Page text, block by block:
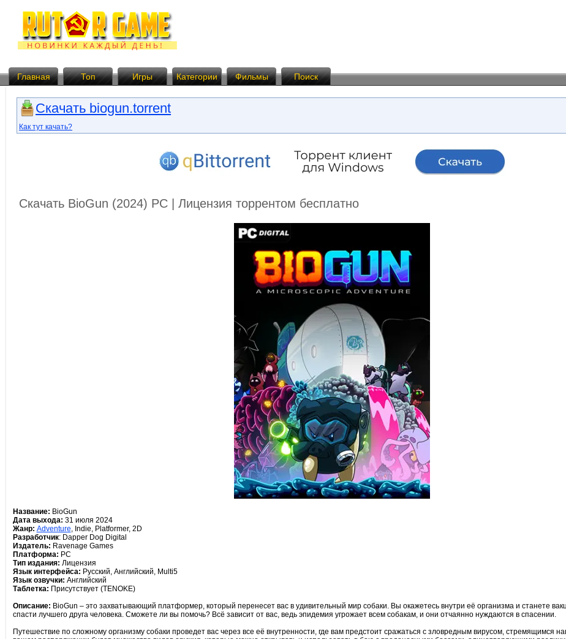
Главная Топ Игры Категории Фильмы Поиск
Скачать biogun.torrent
Как тут качать?
Скачать BioGun (2024) PC | Лицензия торрентом бесплатно
Название: BioGun
Дата выхода: 31 июля 2024
Жанр: Adventure, Indie, Platformer, 2D
Разработчик: Dapper Dog Digital
Издатель: Ravenage Games
Платформа: PC
Тип издания: Лицензия
Язык интерфейса: Русский, Английский, Multi5
Язык озвучки: Английский
Таблетка: Присутствует (TENOKE)
Описание: BioGun – это захватывающий платформер, который перенесет вас в удивительный мир собаки. Вы окажетесь внутри её организма и станете
спасти лучшего друга человека. Сможете ли вы помочь? Всё зависит от вас, ведь эпидемия угрожает всем собакам, и они отчаянно нуждаются в спасении.
Путешествие по сложному организму собаки проведет вас через все её внутренности, где вам предстоит сражаться с зловредным вирусом, стремящимся